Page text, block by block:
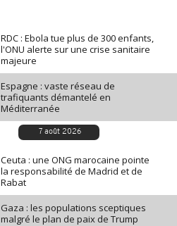
RDC : Ebola tue plus de 300 enfants,
l'ONU alerte sur une crise sanitaire
majeure
Espagne : vaste réseau de
trafiquants démantelé en
Méditerranée
7 août 2026
Ceuta : une ONG marocaine pointe
la responsabilité de Madrid et de
Rabat
Gaza : les populations sceptiques
malgré le plan de paix de Trump